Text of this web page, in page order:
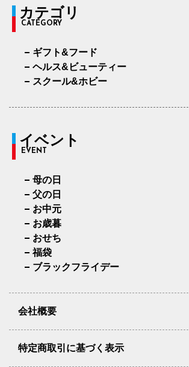
カテゴリ
CATEGORY
ギフト&フード
ヘルス&ビューティー
スクール&ホビー
イベント
EVENT
母の日
父の日
お中元
お歳暮
おせち
福袋
ブラックフライデー
会社概要
特定商取引に基づく表示